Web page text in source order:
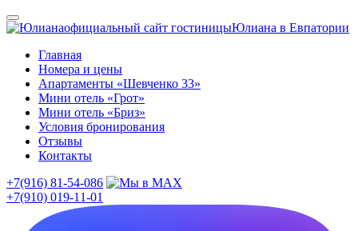
официальный сайт гостиницыЮлиана в Евпатории
Главная
Номера и цены
Апартаменты «Шевченко 33»
Мини отель «Грот»
Мини отель «Бриз»
Условия бронирования
Отзывы
Контакты
+7(916) 81-54-086
+7(910) 019-11-01